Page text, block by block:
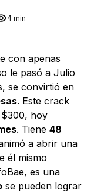
4 min
con apenas
le pasó a Julio
se convirtió en
. Este crack
hoy
. Tiene 48
a abrir una
él mismo
es una
se pueden lograr